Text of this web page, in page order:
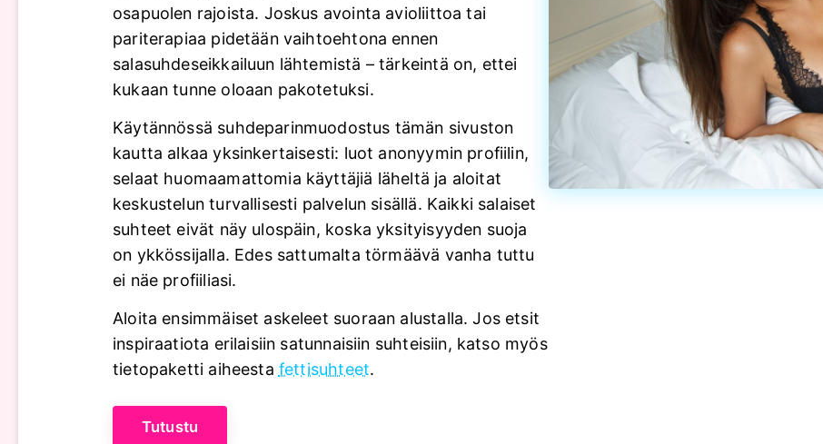
osapuolen rajoista. Joskus avointa avioliittoa tai
pariterapiaa pidetään vaihtoehtona ennen
salasuhdeseikkailuun lähtemistä – tärkeintä on, ettei
kukaan tunne oloaan pakotetuksi.
Käytännössä suhdeparinmuodostus tämän sivuston
kautta alkaa yksinkertaisesti: luot anonyymin profiilin,
selaat huomaamattomia käyttäjiä läheltä ja aloitat
keskustelun turvallisesti palvelun sisällä. Kaikki salaiset
suhteet eivät näy ulospäin, koska yksityisyyden suoja
on ykkössijalla. Edes sattumalta törmäävä vanha tuttu
ei näe profiiliasi.
Aloita ensimmäiset askeleet suoraan alustalla. Jos etsit
inspiraatiota erilaisiin satunnaisiin suhteisiin, katso myös
tietopaketti aiheesta fettisuhteet.
Tutustu